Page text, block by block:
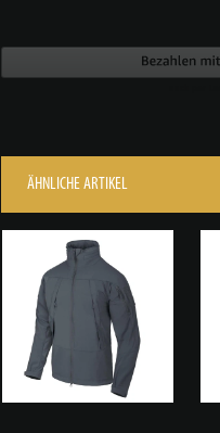
ÄHNLICHE ARTIKEL